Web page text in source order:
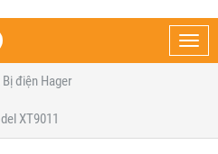
điện Hager
XT9011